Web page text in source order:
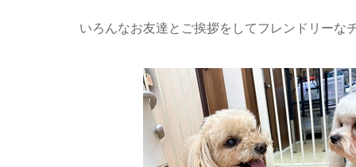
いろんなお友達とご挨拶をしてフレンドリーな